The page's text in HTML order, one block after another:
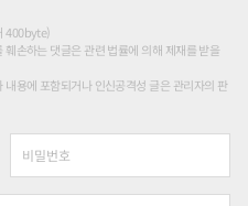
400byte)
손하는 댓글은 관련 법률에 의해 제재를 받을
용에 포함되거나 인신공격성 글은 관리자의 판